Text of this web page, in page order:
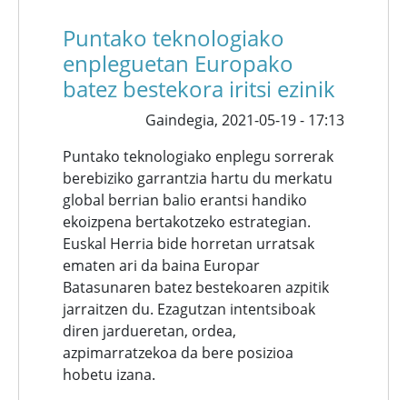
Puntako teknologiako
enpleguetan Europako
batez bestekora iritsi ezinik
Gaindegia, 2021-05-19 - 17:13
Puntako teknologiako enplegu sorrerak
berebiziko garrantzia hartu du merkatu
global berrian balio erantsi handiko
ekoizpena bertakotzeko estrategian.
Euskal Herria bide horretan urratsak
ematen ari da baina Europar
Batasunaren batez bestekoaren azpitik
jarraitzen du. Ezagutzan intentsiboak
diren jardueretan, ordea,
azpimarratzekoa da bere posizioa
hobetu izana.